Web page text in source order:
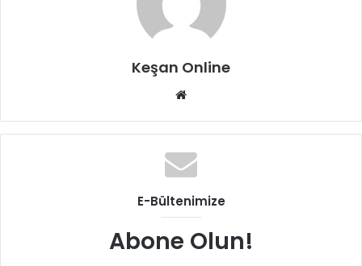
Keşan Online
Web
E-Bültenimize
Abone Olun!